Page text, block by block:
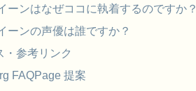
ーンはなぜココに執着するのですか？
ーンの声優は誰ですか？
・参考リンク
FAQPage 提案